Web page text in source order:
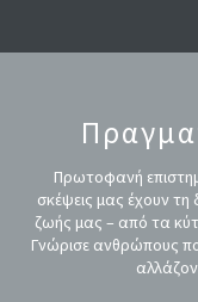
Πρωτοφανή
σκέψεις μας έχουν
ζωής μας – από τα
Γνώρισε ανθρώπους